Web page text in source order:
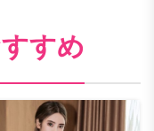
すめ